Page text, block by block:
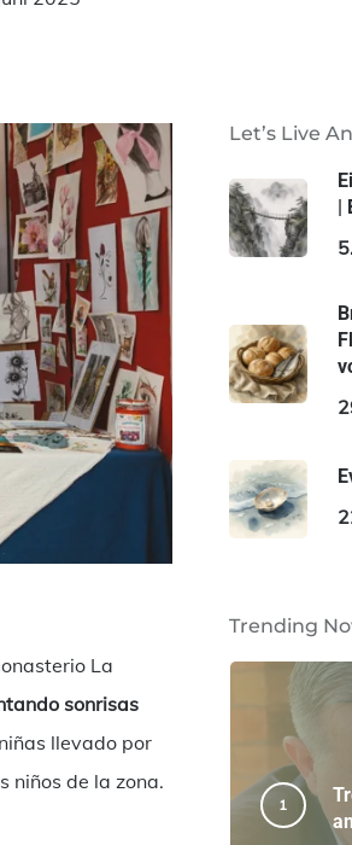
La
sonrisas
llevado por
niños de la zona.
Let’s Live
|
Trending